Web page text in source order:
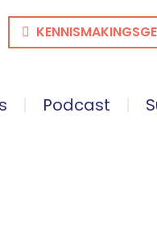
Podcast